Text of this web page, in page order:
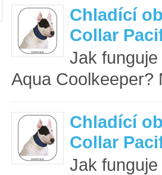
Chladící
Collar
Jak
Aqua Coolkeeper?
Chladící
Collar
Jak